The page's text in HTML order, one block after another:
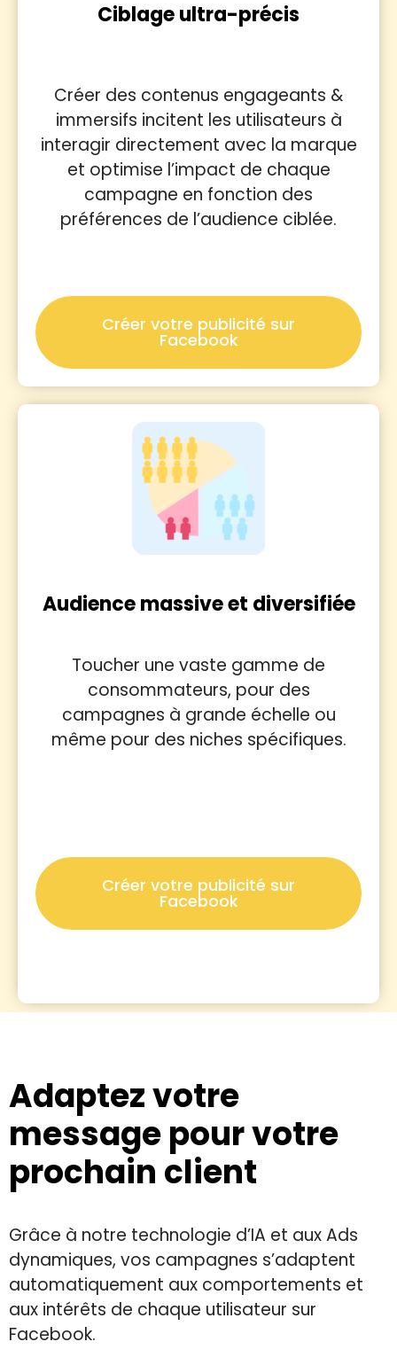
Ciblage ultra-précis
Créer des contenus engageants &
immersifs incitent les utilisateurs à
interagir directement avec la marque
et optimise l’impact de chaque
campagne en fonction des
préférences de l’audience ciblée.
Créer votre publicité sur
Facebook
Audience massive et diversifiée
Toucher une vaste gamme de
consommateurs, pour des
campagnes à grande échelle ou
même pour des niches spécifiques.
Créer votre publicité sur
Facebook
Adaptez votre
message pour votre
prochain client
Grâce à notre technologie d’IA et aux Ads
dynamiques, vos campagnes s’adaptent
automatiquement aux comportements et
aux intérêts de chaque utilisateur sur
Facebook.